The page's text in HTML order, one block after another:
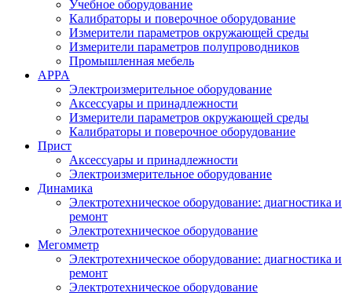
Учебное оборудование
Калибраторы и поверочное оборудование
Измерители параметров окружающей среды
Измерители параметров полупроводников
Промышленная мебель
APPA
Электроизмерительное оборудование
Аксессуары и принадлежности
Измерители параметров окружающей среды
Калибраторы и поверочное оборудование
Прист
Аксессуары и принадлежности
Электроизмерительное оборудование
Динамика
Электротехническое оборудование: диагностика и
ремонт
Электротехническое оборудование
Мегомметр
Электротехническое оборудование: диагностика и
ремонт
Электротехническое оборудование